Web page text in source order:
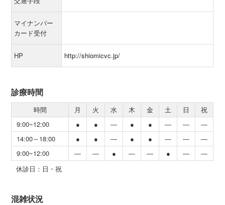
マイナンバー
カード受付
HP http://shiomicvc.jp/
診療時間
時間 月 火 水 木 金 土 日
祝
9:00~12:00
● ● ― ● ● ― ―
―
14:00～18:00
● ● ― ● ● ― ―
―
9:00~12:00
― ― ● ― ― ● ―
―
休診日：日・祝
混雑状況